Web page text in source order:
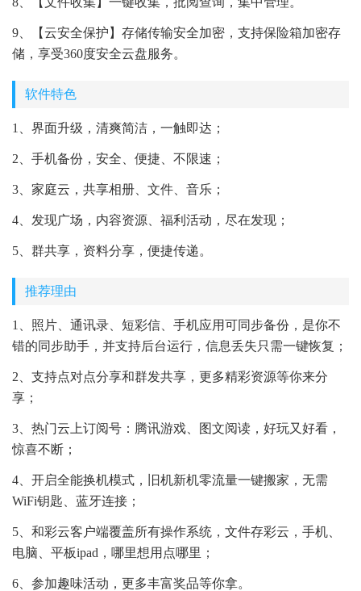
9、【云安全保护】存储传输安全加密，支持保险箱加密存
储，享受360度安全云盘服务。
软件特色
1、界面升级，清爽简洁，一触即达；
2、手机备份，安全、便捷、不限速；
3、家庭云，共享相册、文件、音乐；
4、发现广场，内容资源、福利活动，尽在发现；
5、群共享，资料分享，便捷传递。
推荐理由
1、照片、通讯录、短彩信、手机应用可同步备份，是你不
错的同步助手，并支持后台运行，信息丢失只需一键恢复；
2、支持点对点分享和群发共享，更多精彩资源等你来分
享；
3、热门云上订阅号：腾讯游戏、图文阅读，好玩又好看，
惊喜不断；
4、开启全能换机模式，旧机新机零流量一键搬家，无需
WiFi钥匙、蓝牙连接；
5、和彩云客户端覆盖所有操作系统，文件存彩云，手机、
电脑、平板ipad，哪里想用点哪里；
6、参加趣味活动，更多丰富奖品等你拿。